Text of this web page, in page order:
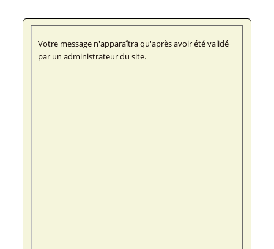
Votre message n'apparaîtra qu'après avoir été validé
par un administrateur du site.